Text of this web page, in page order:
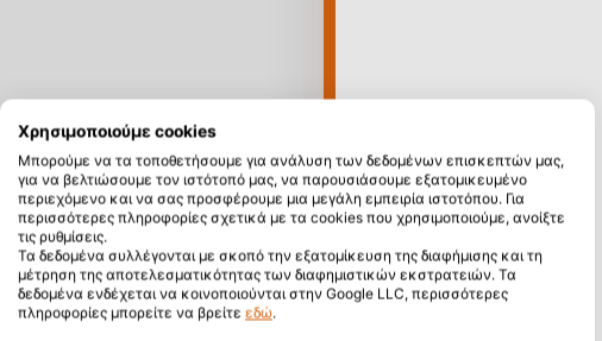
Χρησιμοποιούμε cookies
Μπορούμε να τα τοποθετήσουμε για ανάλυση των δεδομένων επισκεπτών μας,
για να βελτιώσουμε τον ιστότοπό μας, να παρουσιάσουμε εξατομικευμένο
περιεχόμενο και να σας προσφέρουμε μια μεγάλη εμπειρία ιστοτόπου. Για
περισσότερες πληροφορίες σχετικά με τα cookies που χρησιμοποιούμε, ανοίξτε
τις ρυθμίσεις.
Τα δεδομένα συλλέγονται με σκοπό την εξατομίκευση της διαφήμισης και τη
μέτρηση της αποτελεσματικότητας των διαφημιστικών εκστρατειών. Τα
δεδομένα ενδέχεται να κοινοποιούνται στην Google LLC, περισσότερες
πληροφορίες μπορείτε να βρείτε εδώ.